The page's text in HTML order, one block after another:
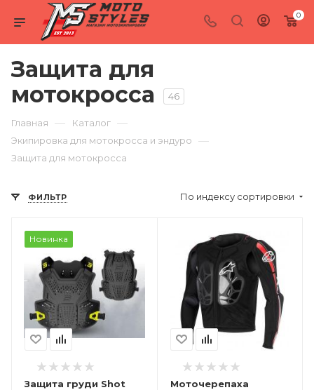
0
Защита для
мотокросса
46
Главная — Каталог —
Экипировка для мотокросса и эндуро —
Защита для мотокросса
ФИЛЬТР По индексу сортировки
Новинка
Защита груди Shot
Моточерепаха